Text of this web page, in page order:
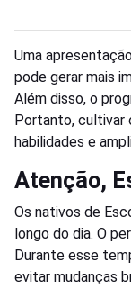
Uma
pode gerar mais
Além disso, o
Portanto, cultivar
habilidades e
Atenção,
Os nativos de
longo do dia. O
Durante esse
evitar mudanças